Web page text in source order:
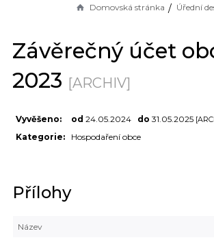
Domovská stránka Úřední
Závěrečný účet
2023 [ARCHIV]
Vyvěšeno: od 24.05.2024 do 31.05.2025
Kategorie: Hospodaření obce
Přílohy
Název